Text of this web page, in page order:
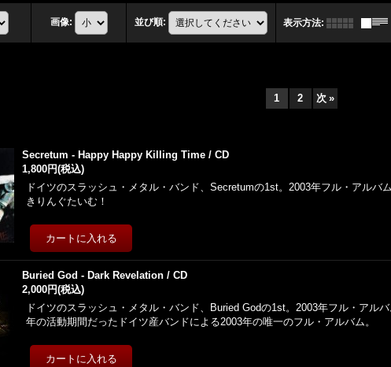
画像: 並び順: 表示方法:
1 2 次 »
Secretum - Happy Happy Killing Time / CD
1,800円(税込)
ドイツのスラッシュ・メタル・バンド、Secretumの1st。2003年フル・アルバ
きりんぐたいむ！
Buried God - Dark Revelation / CD
2,000円(税込)
ドイツのスラッシュ・メタル・バンド、Buried Godの1st。2003年フル・アル
年の活動期間だったドイツ産バンドによる2003年の唯一のフル・アルバム。